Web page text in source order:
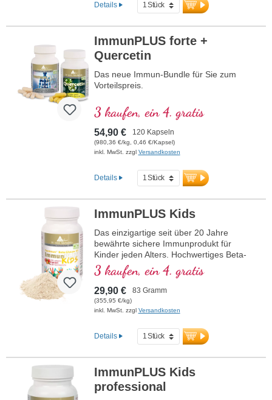
Details
ImmunPLUS forte +
Quercetin
Das neue Immun-Bundle für Sie zum
Vorteilspreis.
3 kaufen, ein 4. gratis
54,90 € 120 Kapseln
(980,36 €/kg, 0,46 €/Kapsel)
inkl. MwSt. zzgl Versandkosten
Details
ImmunPLUS Kids
Das einzigartige seit über 20 Jahre
bewährte sichere Immunprodukt für
Kinder jeden Alters. Hochwertiges Beta-
Glukan in Deutschland hergestellt mit
größtem Reinheitsgrad. Bio-Acerola-
Kischpulver als optimale natürliche
Vitamin C Quelle und Bio-Inulin. Guter
Geschmack ohne jegliche Zusatzstoffe
Erwachsene können diese Produkt mit
großem Erfolg einnehmen.
3 kaufen, ein 4. gratis
29,90 € 83 Gramm
(355,95 €/kg)
inkl. MwSt. zzgl Versandkosten
Details
ImmunPLUS Kids
professional